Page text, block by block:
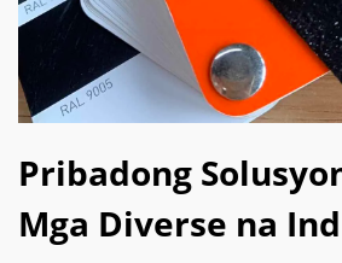
Pribadong
Mga Diverse na